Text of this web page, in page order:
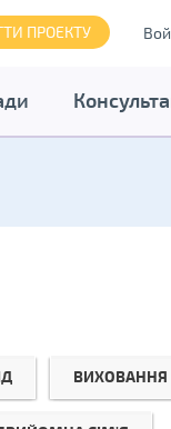
ПРОЕКТУ
ВИХОВАННЯ